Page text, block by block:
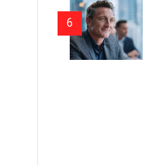
6